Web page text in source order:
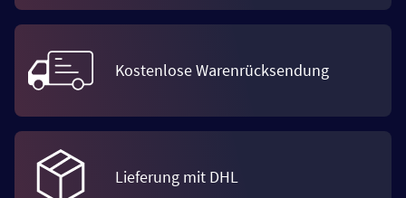
Kostenlose Warenrücksendung
Lieferung mit DHL